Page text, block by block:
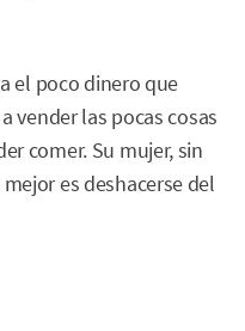
el poco dinero que
vender las pocas cosas
comer. Su mujer, sin
es deshacerse del